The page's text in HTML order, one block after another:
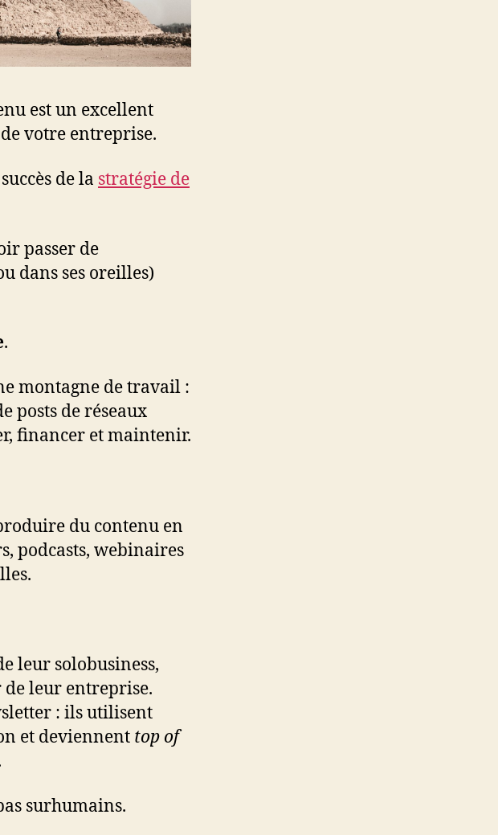
est un excellent
de votre entreprise.
de la stratégie de
passer de
dans ses oreilles)
.
montagne de travail :
posts de réseaux
financer et maintenir.
du contenu en
podcasts, webinaires
leur solobusiness,
leur entreprise.
: ils utilisent
et deviennent top of
surhumains.